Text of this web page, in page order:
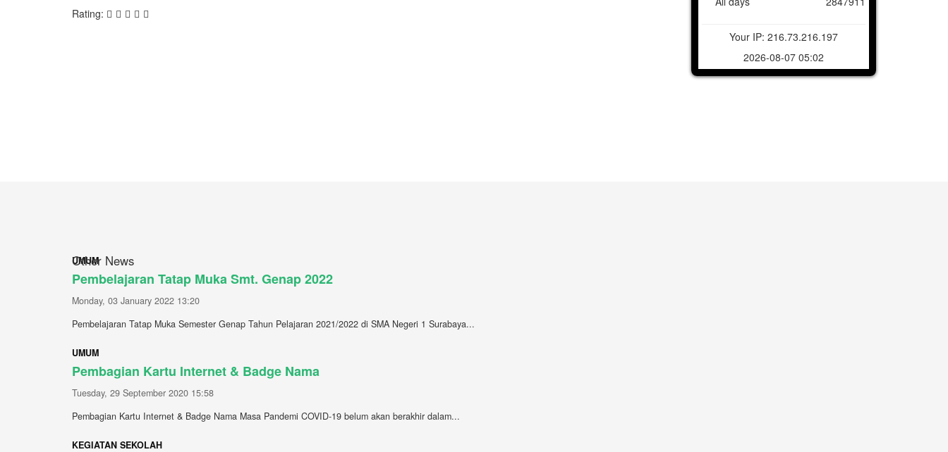
Rating:
Your IP: 216.73.216.197
2026-08-07 05:02
Other News
UMUM
Pembelajaran Tatap Muka Smt. Genap 2022
Monday, 03 January 2022 13:20
Pembelajaran Tatap Muka Semester Genap Tahun Pelajaran 2021/2022 di SMA Negeri 1 Surabaya...
UMUM
Pembagian Kartu Internet & Badge Nama
Tuesday, 29 September 2020 15:58
Pembagian Kartu Internet & Badge Nama Masa Pandemi COVID-19 belum akan berakhir dalam...
KEGIATAN SEKOLAH